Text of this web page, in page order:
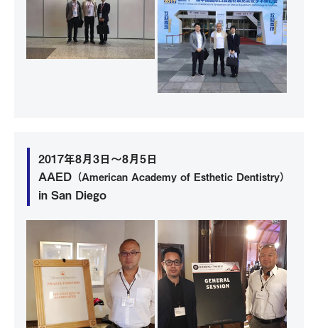
2017年8月3日～8月5日
AAED （American Academy of Esthetic Dentistry）
in San Diego